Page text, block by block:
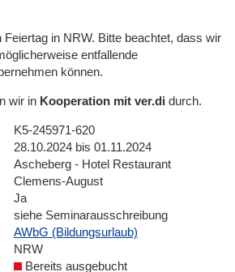
Feiertag in NRW. Bitte beachtet, dass wir
entfallende
können.
wir in Kooperation mit ver.di durch.
K5-245971-620
28.10.2024 bis 01.11.2024
Ascheberg - Hotel Restaurant
Clemens-August
Ja
siehe Seminarausschreibung
AWbG (Bildungsurlaub)
NRW
Bereits ausgebucht